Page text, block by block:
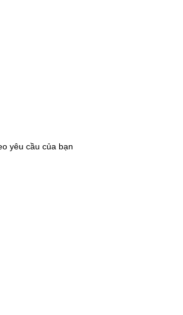
yêu cầu của bạn